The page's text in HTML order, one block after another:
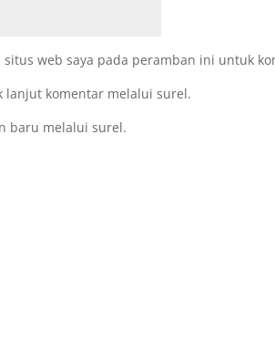
web saya pada peramban ini untuk
lanjut komentar melalui surel.
baru melalui surel.